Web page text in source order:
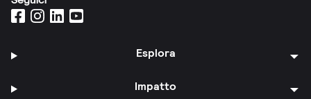
Esplora
Impatto